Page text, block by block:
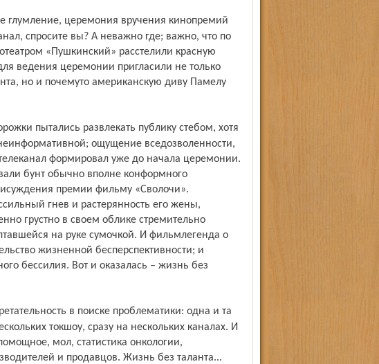
спросите вы? А неважно где; важно, что по
«Пушкинский» расстелили красную
ведения церемонии пригласили не только
но и почему­то американскую диву Памелу
ощущение вседозволенности,
формировал уже до начала церемонии.
бунт обычно вполне конформного
премии фильму «Сволочи».
гнев и растерянность его жены,
грустно в своем облике стремительно
на руке сумочкой. И фильм­легенда о
жизненной бесперспективности; и
бессилия. Вот и оказалась – жизнь без
ток­шоу, сразу на нескольких каналах. И
мол, статистика онкологии,
и продавцов. Жизнь без таланта...